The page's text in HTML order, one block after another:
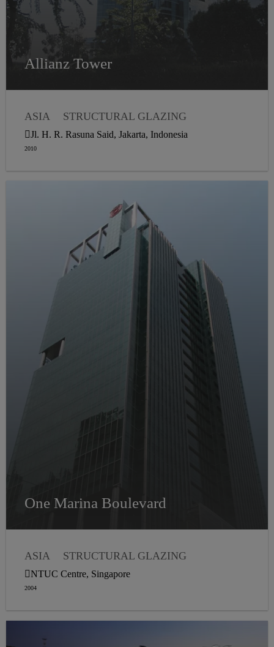
Allianz Tower
ASIA STRUCTURAL GLAZING
Jl. H. R. Rasuna Said, Jakarta, Indonesia
2010
One Marina Boulevard
ASIA
STRUCTURAL GLAZING
WEATHER SEALING
NTUC Centre, Singapore
2004